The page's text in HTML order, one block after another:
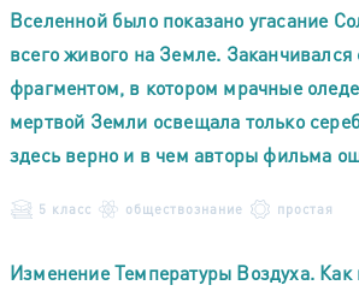
Вселенной было показано угасание
всего живого на Земле.
фрагментом, в котором мрачные
мертвой Земли освещала только
здесь верно и в чем авторы фильма
5 класс обществознание простая
Изменение Температуры Воздуха. Как